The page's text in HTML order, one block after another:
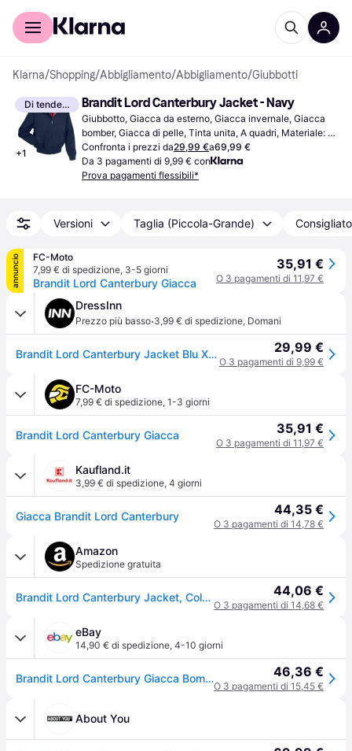
Per il tuo shopping
Klarna/Shopping/Abbigliamento/Abbigliamento/Giubbotti
Di tendenza
+1
Brandit Lord Canterbury Jacket - Navy
Giubbotto, Giacca da esterno, Giacca invernale, Giacca
bomber, Giacca di pelle, Tinta unita, A quadri, Materiale:
Denim, Cotone, Poliestere, Tessuto, Antivento, Cinghie
Regolabili, Foderato, Tasche, Spalline rimovibili,
Traspirante, Durevole
Confronta i prezzi da29,99 €a69,99 €
Da 3 pagamenti di 9,99 € con
Prova pagamenti flessibili*
Versioni Taglia (Piccola-Grande) Consigliato
annuncio
FC-Moto
7,99 € di spedizione, 3-5 giorni
Brandit Lord Canterbury Giacca
35,91 €
O 3 pagamenti di 11,97 €
DressInn
Prezzo più basso·3,99 € di spedizione, Domani
Brandit Lord Canterbury Jacket Blu XL Uomo 29,99 €
O 3 pagamenti di 9,99 €
FC-Moto
7,99 € di spedizione, 1-3 giorni
Brandit Lord Canterbury Giacca 35,91 €
O 3 pagamenti di 11,97 €
Kaufland.it
3,99 € di spedizione, 4 giorni
Giacca Brandit Lord Canterbury 44,35 €
O 3 pagamenti di 14,78 €
Amazon
Spedizione gratuita
Brandit Lord Canterbury Jacket, Color: navy, Size: M 44,06 €
O 3 pagamenti di 14,68 €
eBay
14,90 € di spedizione, 4-10 giorni
Brandit Lord Canterbury Giacca Bomber Colletto A Quadri Interno Inghilterra 46,36 €
O 3 pagamenti di 15,45 €
About You